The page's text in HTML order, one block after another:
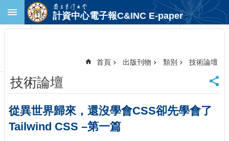
跳到主要內容區塊
首
頁
臺
大
首
計資中心電子報C&INC E-paper
首頁 出版刊物 類別 技術論壇
技術論壇
從異世界歸來，還沒學會CSS卻先學會了
Tailwind CSS –第一篇